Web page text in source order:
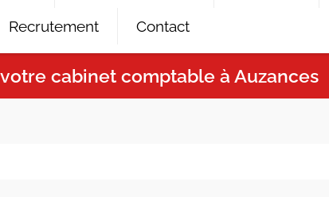
Recrutement Contact
cabinet comptable à Auzances